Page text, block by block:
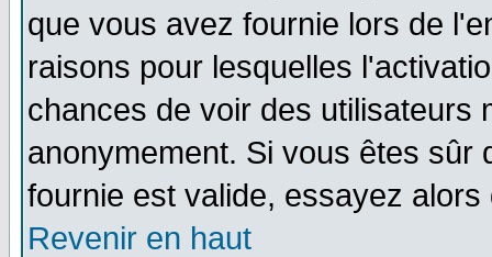
que vous avez fournie lors de
raisons pour lesquelles
chances de voir des utilisateurs
anonymement. Si vous êtes sûr
fournie est valide, essayez
Revenir en haut